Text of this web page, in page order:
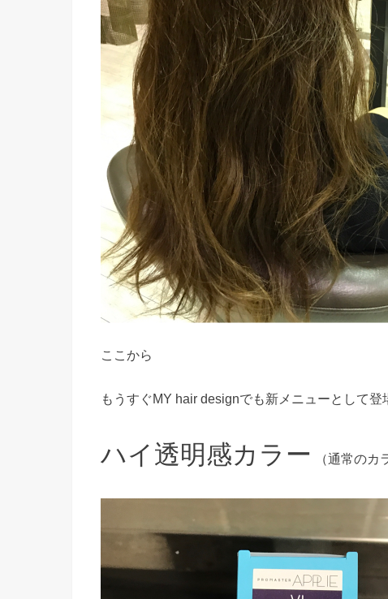
ここから
もうすぐMY hair designでも新メニューとして登
ハイ透明感カラー （通常のカ